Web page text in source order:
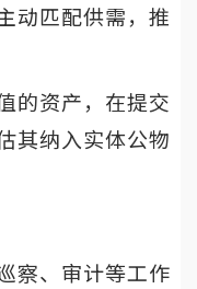
动匹配供需，推
的资产，在提交
其纳入实体公物
察、审计等工作